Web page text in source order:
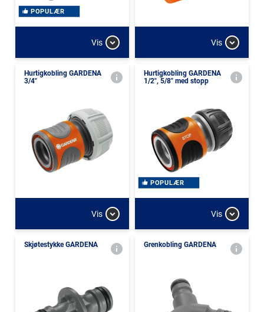
POPULÆR
Vis Vis
Hurtigkobling GARDENA
3/4"
Vis
Hurtigkobling GARDENA
1/2", 5/8" med stopp
POPULÆR
Vis
Skjøtestykke GARDENA Grenkobling GARDENA